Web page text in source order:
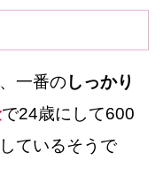
一番のしっかり
で24歳にして600
ているそうで